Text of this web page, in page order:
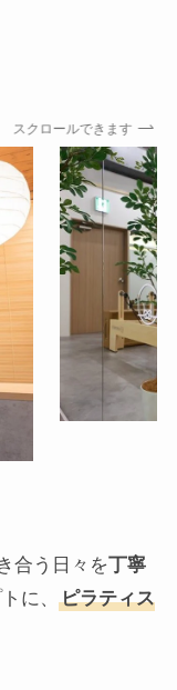
スクロールできます
合う日々を丁寧
に、
ピラティス